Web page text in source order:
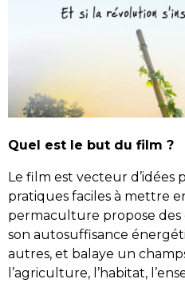
Quel est le but du film ?
Le film est vecteur d’idées
pratiques faciles à mettre
permaculture propose
son autosuffisance
autres, et balaye un
l’agriculture, l’habitat,